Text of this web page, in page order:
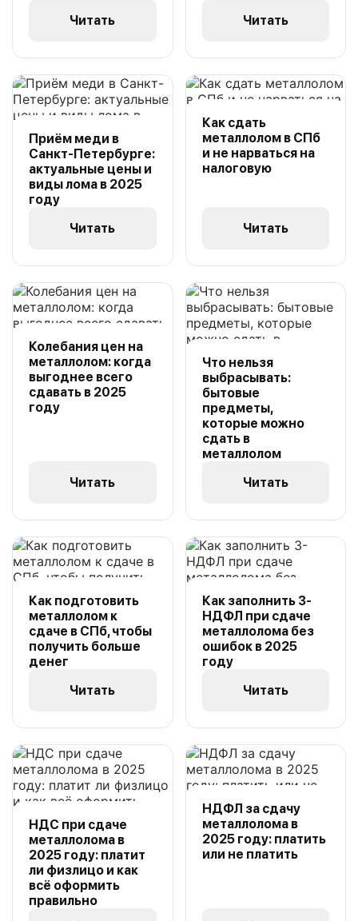
Читать
Читать
Приём меди в
Санкт-Петербурге:
актуальные цены и
виды лома в 2025
году
Читать
Как сдать
металлолом в СПб
и не нарваться на
налоговую
Читать
Колебания цен на
металлолом: когда
выгоднее всего
сдавать в 2025
году
Читать
Что нельзя
выбрасывать:
бытовые
предметы,
которые можно
сдать в
металлолом
Читать
Как подготовить
металлолом к
сдаче в СПб, чтобы
получить больше
денег
Читать
Как заполнить 3-
НДФЛ при сдаче
металлолома без
ошибок в 2025
году
Читать
НДС при сдаче
металлолома в
2025 году: платит
ли физлицо и как
всё оформить
правильно
НДФЛ за сдачу
металлолома в
2025 году: платить
или не платить